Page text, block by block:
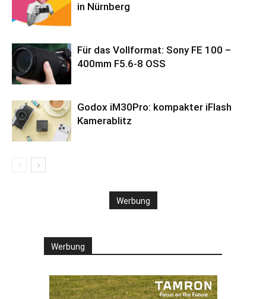
in Nürnberg
Für das Vollformat: Sony FE 100 –
400mm F5.6-8 OSS
Godox iM30Pro: kompakter iFlash
Kamerablitz
Werbung
Werbung